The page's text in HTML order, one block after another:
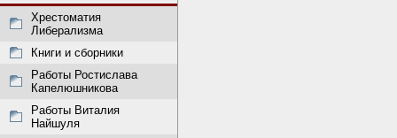
Хрестоматия
Либерализма
Книги и сборники
Работы Ростислава
Капелюшникова
Работы Виталия
Найшуля